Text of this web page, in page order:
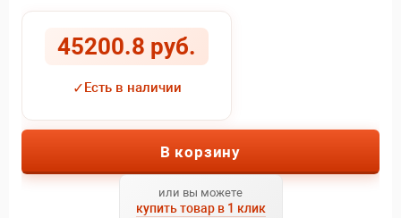
45200.8 руб.
✓Есть в наличии
В корзину
или вы можете
купить товар в 1 клик